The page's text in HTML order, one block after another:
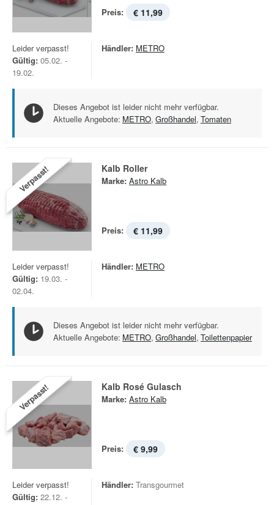
Preis: € 11,99
Leider verpasst!
Gültig: 05.02. -
19.02.
Händler: METRO
Dieses Angebot ist leider nicht mehr verfügbar.
Aktuelle Angebote: METRO, Großhandel, Tomaten
Verpasst! Kalb Roller
Marke: Astro Kalb
Preis: € 11,99
Leider verpasst!
Gültig: 19.03. -
02.04.
Händler: METRO
Dieses Angebot ist leider nicht mehr verfügbar.
Aktuelle Angebote: METRO, Großhandel, Toilettenpapier
Verpasst! Kalb Rosé Gulasch
Marke: Astro Kalb
Preis: € 9,99
Leider verpasst!
Gültig: 22.12. -
Händler: Transgourmet